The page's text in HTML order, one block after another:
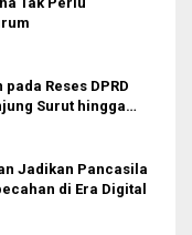
Reses DPRD
Surut hingga
Jadikan Pancasila
di Era Digital